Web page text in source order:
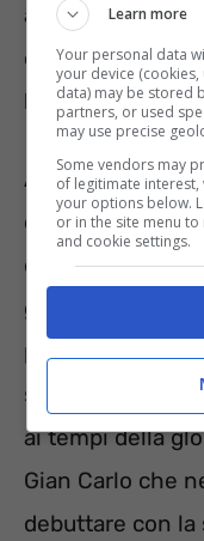
avvenuto nel
davanti ai 323
Barrichello .
Al quarto posto
ogni probabilità
quest’anno,
gare disputate.
primo posto non
suo debutto
in
ai tempi della
Gian Carlo che
debuttare con la
Learn more
Your personal data
your device
data) may be stored
partners, or used
may use precise
Some vendors may
of legitimate
your options below.
or in the site menu
and cookie settings.